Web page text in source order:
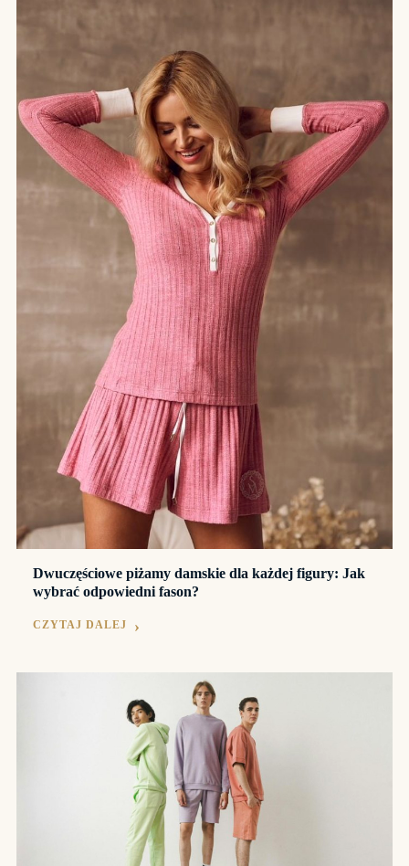
Dwuczęściowe piżamy damskie dla każdej figury: Jak
wybrać odpowiedni fason?
CZYTAJ DALEJ